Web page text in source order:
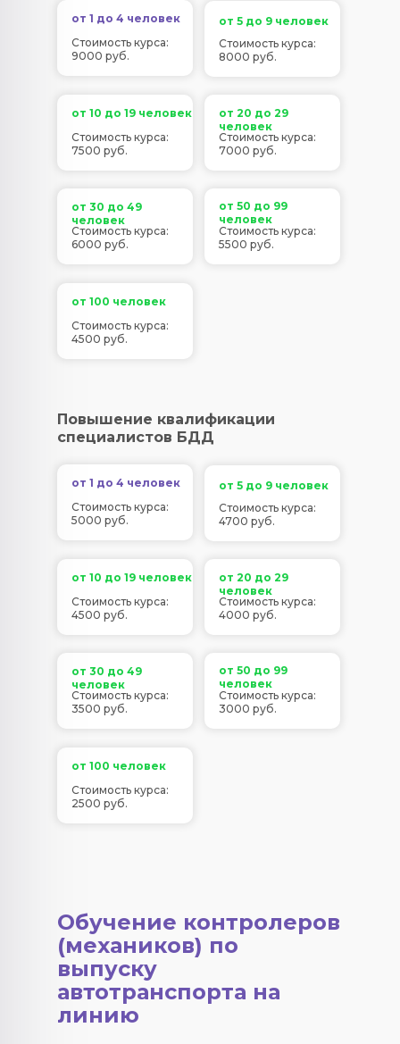
от 1 до 4 человек
Стоимость курса:
9000 руб.
от 5 до 9 человек
от 10 до 19 человек
от 20 до 29
человек
от 30 до 49
человек
от 50 до 99
человек
от 100 человек
Стоимость курса:
8000 руб.
Стоимость курса:
7500 руб.
Стоимость курса:
7000 руб.
Стоимость курса:
6000 руб.
Стоимость курса:
5500 руб.
Стоимость курса:
4500 руб.
Повышение квалификации
специалистов БДД
от 1 до 4 человек
Стоимость курса:
5000 руб.
от 5 до 9 человек
от 10 до 19 человек
от 20 до 29
человек
от 30 до 49
человек
от 50 до 99
человек
от 100 человек
Стоимость курса:
4700 руб.
Стоимость курса:
4500 руб.
Стоимость курса:
4000 руб.
Стоимость курса:
3500 руб.
Стоимость курса:
3000 руб.
Стоимость курса:
2500 руб.
Обучение контролеров
(механиков) по
выпуску
автотранспорта на
линию